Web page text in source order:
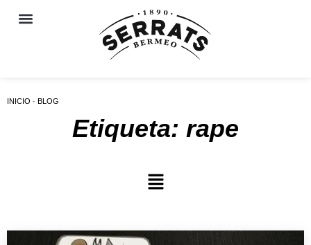
INICIO · BLOG
Etiqueta: rape